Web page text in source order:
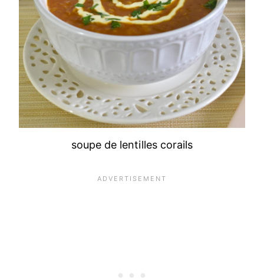
soupe de lentilles corails